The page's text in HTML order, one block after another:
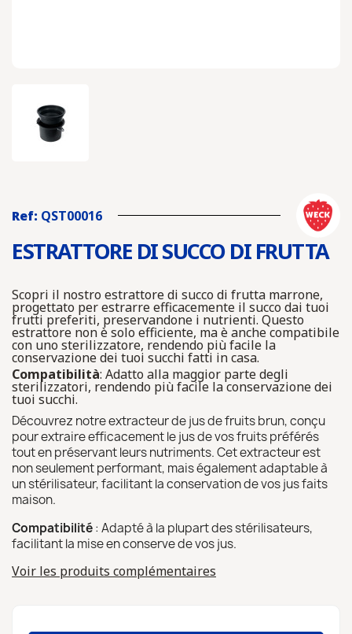
Ref: QST00016
ESTRATTORE DI SUCCO DI FRUTTA
Scopri il nostro estrattore di succo di frutta marrone,
progettato per estrarre efficacemente il succo dai tuoi
frutti preferiti, preservandone i nutrienti. Questo
estrattore non è solo efficiente, ma è anche compatibile
con uno sterilizzatore, rendendo più facile la
conservazione dei tuoi succhi fatti in casa.
Compatibilità: Adatto alla maggior parte degli
sterilizzatori, rendendo più facile la conservazione dei
tuoi succhi.
Découvrez notre extracteur de jus de fruits brun, conçu
pour extraire efficacement le jus de vos fruits préférés
tout en préservant leurs nutriments. Cet extracteur est
non seulement performant, mais également adaptable à
un stérilisateur, facilitant la conservation de vos jus faits
maison.
Compatibilité: Adapté à la plupart des stérilisateurs,
facilitant la mise en conserve de vos jus.
Voir les produits complémentaires